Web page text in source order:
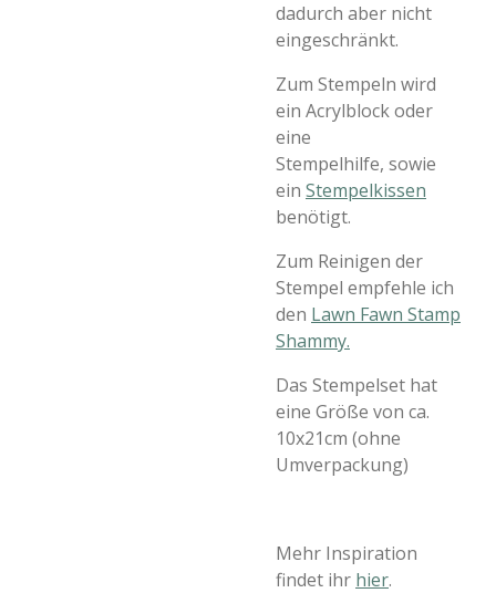
dadurch aber nicht
eingeschränkt.
Zum Stempeln wird
ein Acrylblock oder
eine
Stempelhilfe, sowie
ein Stempelkissen
benötigt.
Zum Reinigen der
Stempel empfehle ich
den Lawn Fawn Stamp
Shammy.
Das Stempelset hat
eine Größe von ca.
10x21cm (ohne
Umverpackung)
Mehr Inspiration
findet ihr hier.